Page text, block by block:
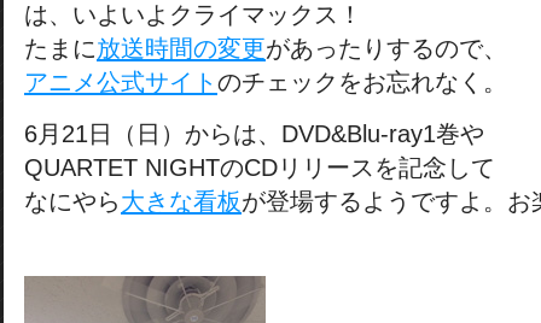
は、いよいよクライマックス！
たまに放送時間の変更があったりするので、
アニメ公式サイト のチェックをお忘れなく。
6月21日（日）からは、DVD&Blu-ray1巻や
QUARTET NIGHTのCDリリースを記念して
なにやら大きな看板が登場するようですよ。お